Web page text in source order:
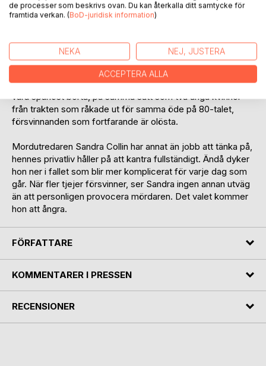
En grånad kvinna tittar ut över de vackra fälten på den
lyser dödslyktan igen.
Nästa dag får Enköpingspolisen ett samtal från två oroliga
föräldrar. Deras 17-åriga dotter är försvunnen. Hon visar sig
vara spårlöst borta, på samma sätt som två unga kvinnor
från trakten som råkade ut för samma öde på 80-talet,
försvinnanden som fortfarande är olösta.
Mordutredaren Sandra Collin har annat än jobb att tänka på,
hennes privatliv håller på att kantra fullständigt. Ändå dyker
hon ner i fallet som blir mer komplicerat för varje dag som
går. När fler tjejer försvinner, ser Sandra ingen annan utväg
än att personligen provocera mördaren. Det valet kommer
hon att ångra.
FÖRFATTARE
KOMMENTARER I PRESSEN
RECENSIONER
de processer som beskrivs ovan. Du kan återkalla ditt samtycke för
framtida verkan. (BoD-juridisk information)
NEKA NEJ, JUSTERA
ACCEPTERA ALLA